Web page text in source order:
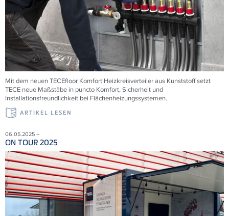
Mit dem neuenTECEfloor Komfort Heizkreisverteiler aus Kunststoff setzt
TECE neue Maßstäbe in puncto Komfort, Sicherheit und
Installationsfreundlichkeit bei Flächenheizungssystemen.
ARTIKEL LESEN
06.05.2025 –
ON TOUR 2025